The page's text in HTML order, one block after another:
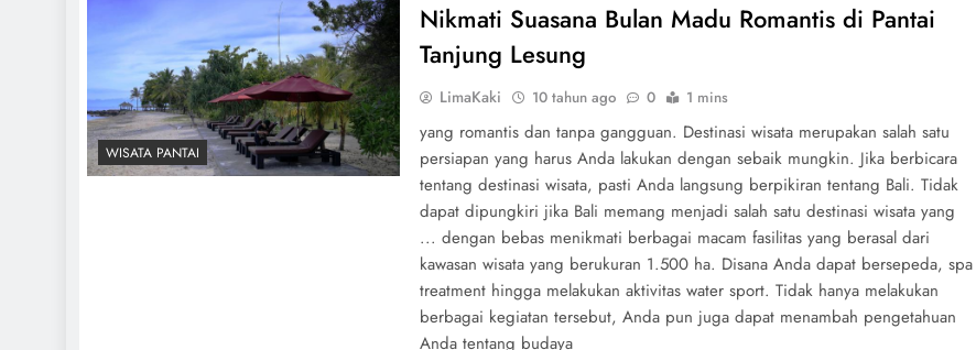
WISATA PANTAI
Nikmati Suasana Bulan Madu Romantis di Pantai
Tanjung Lesung
LimaKaki 10 tahun ago 0 1 mins
yang romantis dan tanpa gangguan. Destinasi wisata merupakan salah satu
persiapan yang harus Anda lakukan dengan sebaik mungkin. Jika berbicara
tentang destinasi wisata, pasti Anda langsung berpikiran tentang Bali. Tidak
dapat dipungkiri jika Bali memang menjadi salah satu destinasi wisata yang
... dengan bebas menikmati berbagai macam fasilitas yang berasal dari
kawasan wisata yang berukuran 1.500 ha. Disana Anda dapat bersepeda, spa
treatment hingga melakukan aktivitas water sport. Tidak hanya melakukan
berbagai kegiatan tersebut, Anda pun juga dapat menambah pengetahuan
Anda tentang budaya